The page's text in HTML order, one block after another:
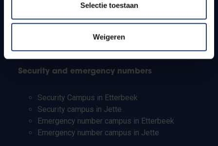
Selectie toestaan
Weigeren
PhD students
Teachers and secondary schools
Working students
Security and emergency numbers
Security Campus in Etterbeek
Security campus in Jette
Emergency number campus in Etterbeek
Emergency number campus in Jette